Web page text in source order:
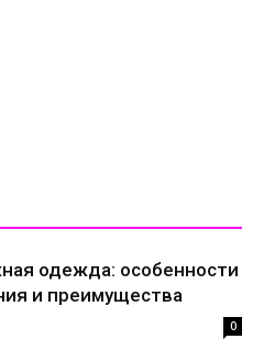
одежда: особенности
и преимущества
0